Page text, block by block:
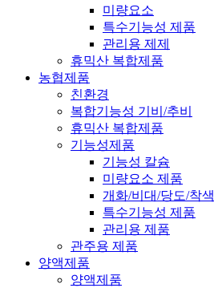
미량요소
특수기능성 제품
관리용 제제
휴믹산 복합제품
농협제품
친환경
복합기능성 기비/추비
휴믹산 복합제품
기능성제품
기능성 칼슘
미량요소 제품
개화/비대/당도/착색
특수기능성 제품
관리용 제품
관주용 제품
양액제품
양액제품